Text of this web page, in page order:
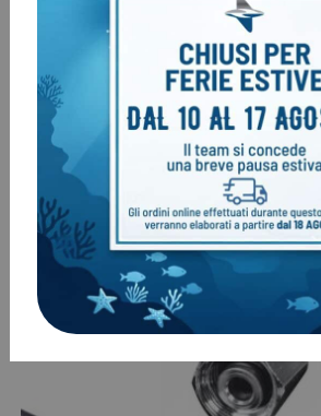
Clienti come te, hanno
anche: